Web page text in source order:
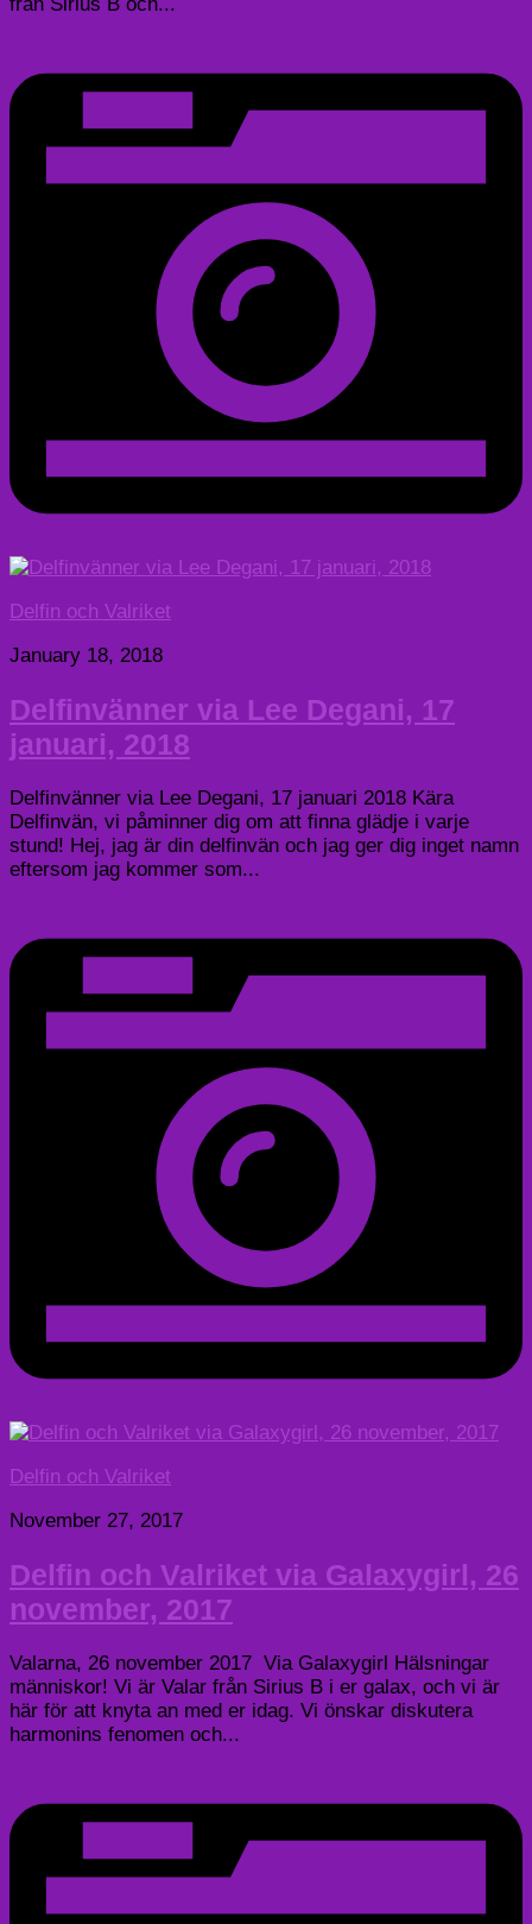
Delfin och Valriket
January 18, 2018
Delfinvänner via Lee Degani, 17
januari, 2018
Delfinvänner via Lee Degani, 17 januari 2018 Kära
Delfinvän, vi påminner dig om att finna glädje i varje
stund! Hej, jag är din delfinvän och jag ger dig inget namn
eftersom jag kommer som...
Delfin och Valriket
November 27, 2017
Delfin och Valriket via Galaxygirl, 26
november, 2017
Valarna, 26 november 2017 Via Galaxygirl Hälsningar
människor! Vi är Valar från Sirius B i er galax, och vi är
här för att knyta an med er idag. Vi önskar diskutera
harmonins fenomen och...